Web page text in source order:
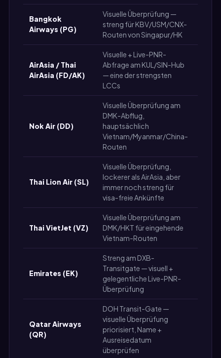
Bangkok
Airways (PG)
Visuelle Überprüfung —
streng für KBV/USM/CNX-
Routen von Singapur/HK
AirAsia / Thai
AirAsia (FD/AK)
Visuelle + Live-PNR-
Abfrage am KUL/SIN-Hub
— eine der strengsten
LCCs
Nok Air (DD)
Visuelle Überprüfung am
DMK-Abflug,
hauptsächlich
Vietnam/Myanmar/China-
Routen
Thai Lion Air (SL)
Visuelle Überprüfung,
lockerer als AirAsia, aber
immer noch streng für
visa-freie Ankünfte
Thai VietJet (VZ)
Visuelle Überprüfung am
DMK/HKT für eingehende
Vietnam-Routen
Emirates (EK)
Streng am DXB-
Transitgate — visuell +
gelegentliche Live-PNR-
Überprüfung
Qatar Airways
(QR)
DOH Transit-Gate —
visuelle Überprüfung
priorisiert, Name +
Ausreisedatum
überprüfen